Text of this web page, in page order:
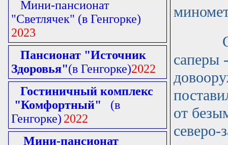
Мини-пансионат
"Светлячек" (в Генгорке)
2023
Пансионат "Источник
Здоровья"(в Генгорке)2022
Гостиничный комплекс
"Комфортный" (в
Генгорке) 2022
Мини-пансионат
С чем
саперы
от